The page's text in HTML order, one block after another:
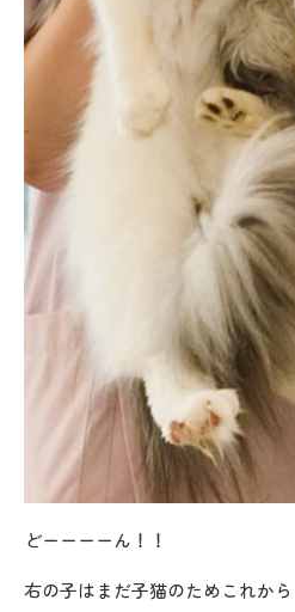
どーーーーん！！
右の子はまだ子猫のためこれか